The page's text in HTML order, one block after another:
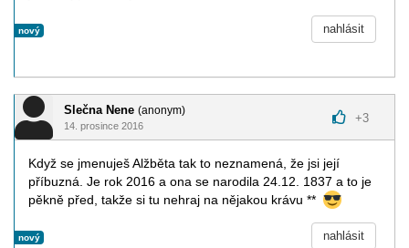
nový nahlásit
Slečna Nene (anonym)
14. prosince 2016
+3
Když se jmenuješ Alžběta tak to neznamená, že jsi její
příbuzná. Je rok 2016 a ona se narodila 24.12. 1837 a to je
pěkně před, takže si tu nehraj na nějakou krávu **
nový nahlásit